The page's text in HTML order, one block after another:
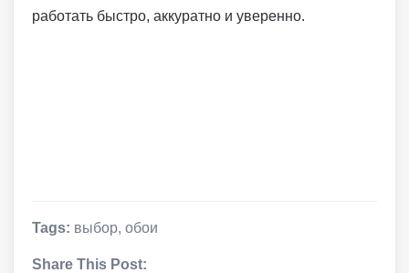
работать быстро, аккуратно и уверенно.
Tags: выбор, обои
Share This Post: